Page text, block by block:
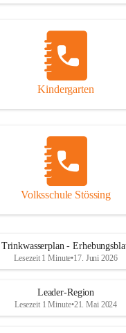
Kindergarten
Volksschule Stössing
Trinkwasserplan -
Lesezeit 1 Minute•17. Juni 2026
Leader-Region
Lesezeit 1 Minute•21. Mai 2024